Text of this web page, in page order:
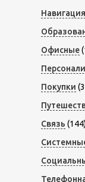
Навигация
Офисные
Покупки
Связь (144)